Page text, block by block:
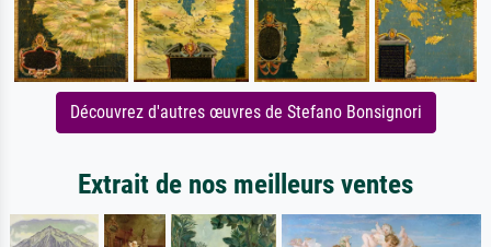
Découvrez d'autres œuvres de Stefano Bonsignori
Extrait de nos meilleurs ventes